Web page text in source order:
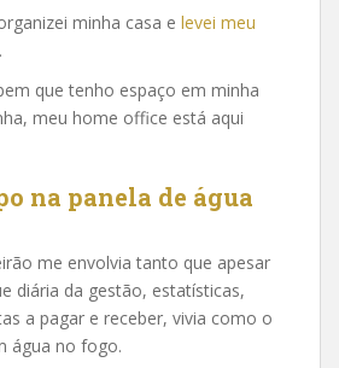
minha casa e levei meu
.
que tenho espaço em minha
meu home office está aqui
na panela de água
me envolvia tanto que apesar
diária da gestão, estatísticas,
a pagar e receber, vivia como o
água no fogo.